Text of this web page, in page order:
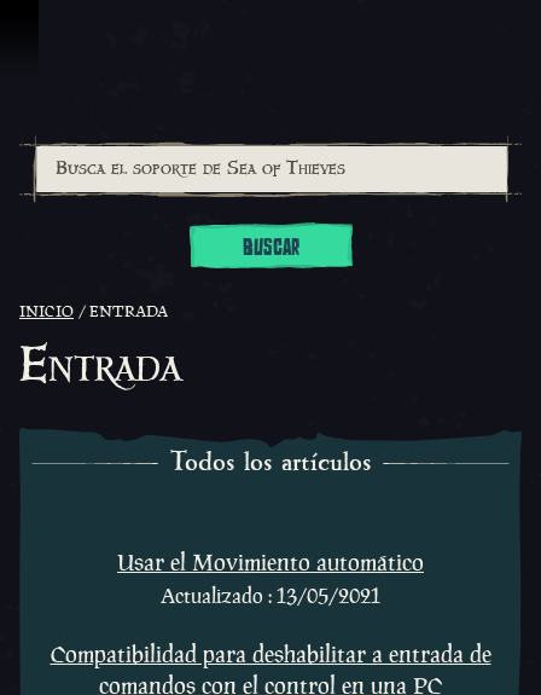
BUSCAR
INICIO ENTRADA
Entrada
Todos los artículos
Usar el Movimiento automático
Actualizado : 13/05/2021
Compatibilidad para deshabilitar a entrada de
comandos con el control en una PC